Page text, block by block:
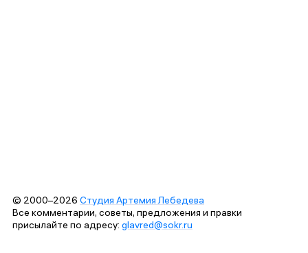
© 2000–2026 Студия Артемия Лебедева
Все комментарии, советы, предложения и правки
присылайте по адресу: glavred@sokr.ru